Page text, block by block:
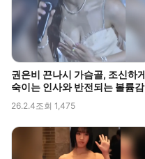
권은비 끈나시 가슴골, 조신하게
숙이는 인사와 반전되는 볼륨감
26.2.4조회 1,475